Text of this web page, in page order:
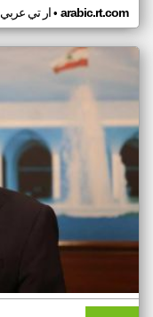
ار تي عربي• arabic.rt.com